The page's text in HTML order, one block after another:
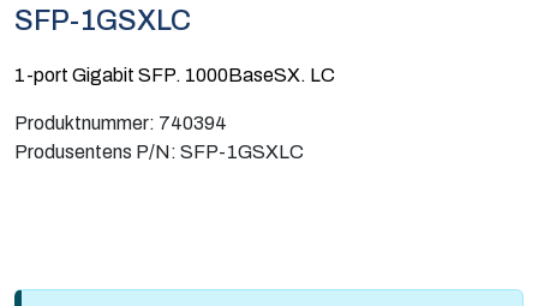
SFP-1GSXLC
1-port Gigabit SFP. 1000BaseSX. LC
Produktnummer: 740394
Produsentens P/N: SFP-1GSXLC
Computing
Software og analyse
Kurs og eventer